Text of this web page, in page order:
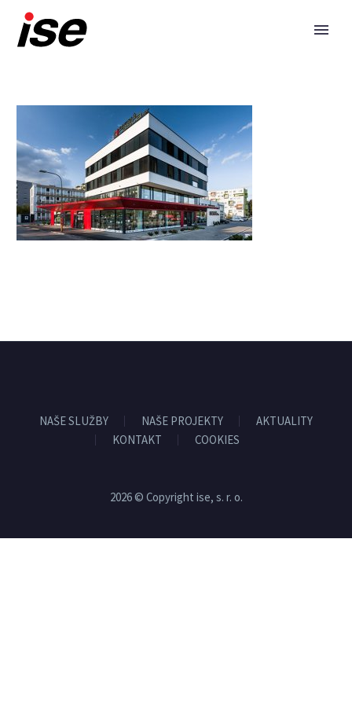
NAŠE SLUŽBY NAŠE PROJEKTY
AKTUALITY
KONTAKT
COOKIES
2026 © Copyright ise, s. r. o.